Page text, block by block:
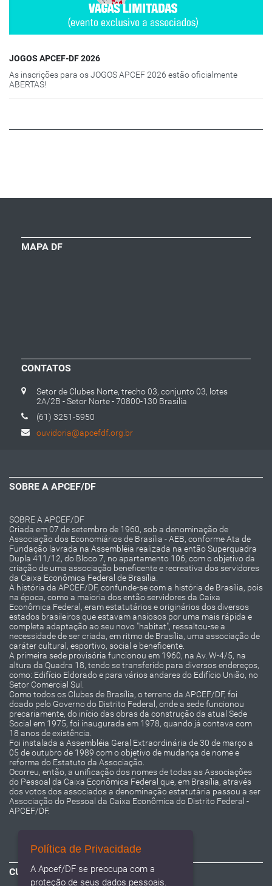
JOGOS APCEF-DF 2026
As inscrições para os JOGOS APCEF 2026 estão oficialmente
ABERTAS!
MAPA DF
CONTATOS
Setor de Clubes Norte, trecho 03, conjunto 03, lotes
2A/2B - Setor Norte - 70800-130 Brasília
(61) 3251-5950
ouvidoria@apcefdf.org.br
SOBRE A APCEF/DF
SOBRE A APCEF/DF
Criada em 07 de setembro de 1960, sob a denominação de
Associação dos Economiários de Brasília - AEB, conforme Ata de
Fundação lavrada na Assembléia realizada na então Superquadra
Dupla 411/12, do Bloco 7, no apartamento 106, com o objetivo da
criação de uma associação beneficente e recreativa dos servidores
da Caixa Econômica Federal de Brasília.
A história da APCEF/DF, confunde-se com a história de Brasília, pois
na época, como a maioria dos então servidores da Caixa
Econômica Federal, eram estatutários e originários dos diversos
estados brasileiros que estavam ansiosos por uma mais rápida e
completa adaptação ao seu novo "habitat", ressaltou-se a
necessidade de ser criada, em ritmo de Brasília, uma associação de
caráter cultural, esportivo, social e beneficente.
A primeira sede provisória funcionou em 1960, na Av. W-4/5, na
altura da Quadra 18, tendo se transferido para diversos endereços,
como: Edifício Eldorado e para vários andares do Edifício União, no
Setor Comercial Sul.
Como todos os Clubes de Brasília, o terreno da APCEF/DF, foi
doado pelo Governo do Distrito Federal, onde a sede funcionou
precariamente, do início das obras da construção da atual Sede
Social em 1975, foi inaugurada em 1978, quando já contava com
18 anos de existência.
Foi instalada a Assembléia Geral Extraordinária de 30 de março a
05 de outubro de 1989 com o objetivo de mudança de nome e
reforma do Estatuto da Associação.
Ocorreu, então, a unificação dos nomes de todas as Associações
do Pessoal da Caixa Econômica Federal que, em Brasília, através
dos votos dos associados a denominação estatutária passou a ser
Associação do Pessoal da Caixa Econômica do Distrito Federal -
APCEF/DF.
CURTA NOSSA PÁGINA
Política de Privacidade
A Apcef/DF se preocupa com a
proteção de seus dados pessoais.